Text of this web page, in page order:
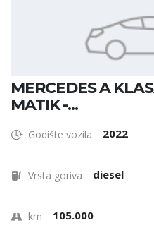
MERCEDES A
MATIK -...
Godište vozila 2022
Vrsta goriva diesel
km 105.000